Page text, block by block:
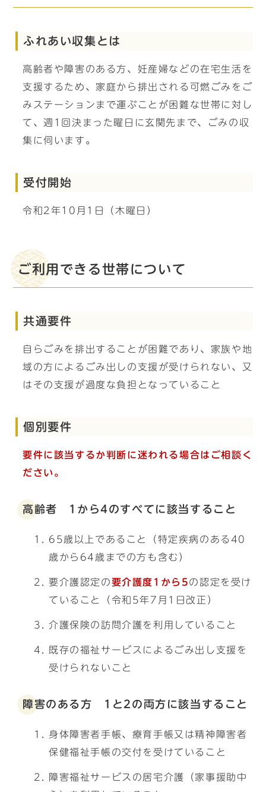
ふれあい収集とは
高齢者や障害のある方、妊産婦などの在宅生活を
支援するため、家庭から排出される可燃ごみをご
みステーションまで運ぶことが困難な世帯に対し
て、週1回決まった曜日に玄関先まで、ごみの収
集に伺います。
受付開始
令和2年10月1日（木曜日）
ご利用できる世帯について
共通要件
自らごみを排出することが困難であり、家族や地
域の方によるごみ出しの支援が受けられない、又
はその支援が過度な負担となっていること
個別要件
要件に該当するか判断に迷われる場合はご相談く
ださい。
高齢者 1から4のすべてに該当すること
65歳以上であること（特定疾病のある40
歳から64歳までの方も含む）
要介護認定の要介護度1から5の認定を受け
ていること（令和5年7月1日改正）
介護保険の訪問介護を利用していること
既存の福祉サービスによるごみ出し支援を
受けられないこと
障害のある方 1と2の両方に該当すること
身体障害者手帳、療育手帳又は精神障害者
保健福祉手帳の交付を受けていること
障害福祉サービスの居宅介護（家事援助中